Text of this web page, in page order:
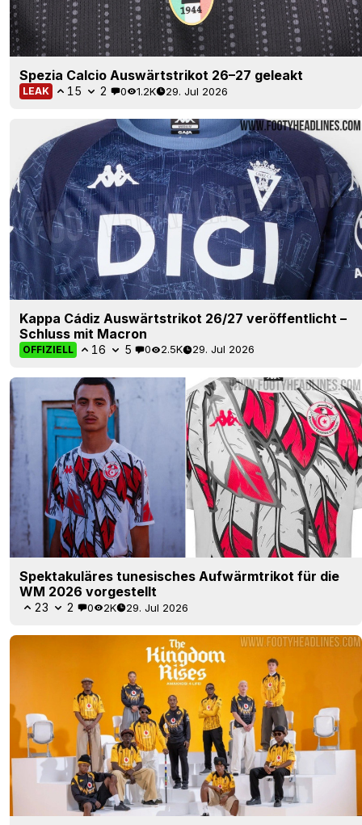
Spezia Calcio Auswärtstrikot 26–27 geleakt
LEAK 15 2 0 1.2K 29. Jul 2026
Kappa Cádiz Auswärtstrikot 26/27 veröffentlicht –
Schluss mit Macron
OFFIZIELL 16 5 0 2.5K 29. Jul 2026
Spektakuläres tunesisches Aufwärmtrikot für die
WM 2026 vorgestellt
23 2 0 2K 29. Jul 2026